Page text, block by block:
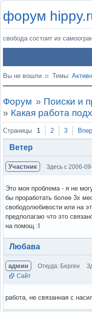
форум
свобода состоит из
Вы не вошли. Темы:
Форум » Поиски и
» Какая работа
Страницы 1 2 3
Ветер
Участник Здесь с 2006-
Это моя проблема - я не
бы проработать более 3х
свободолюбивости или на
предполагаю что это
на помощ :I
Вне форума
Любава
админ Откуда: Берген
Сайт
работа, не связанная с